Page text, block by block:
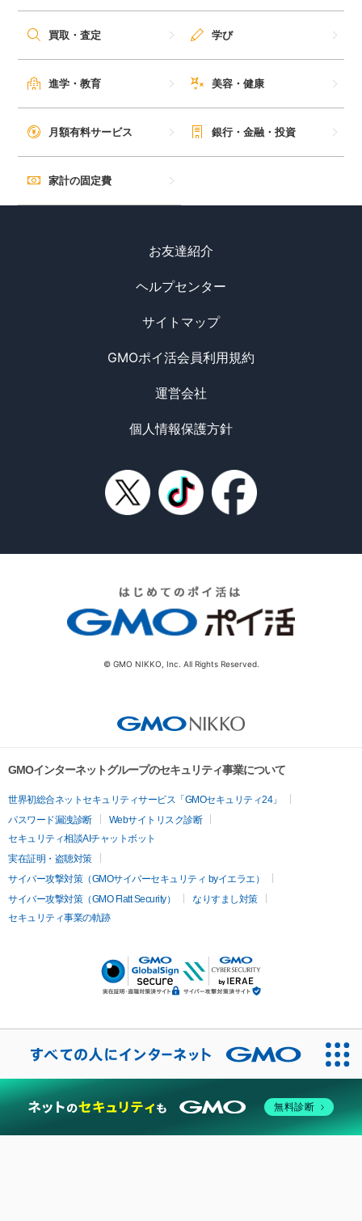
買取・査定 学び
進学・教育 美容・健康
月額有料サービス 銀行・金融・投資
家計の固定費
お友達紹介
ヘルプセンター
サイトマップ
GMOポイ活会員利用規約
運営会社
個人情報保護方針
© GMO NIKKO, Inc. All Rights Reserved.
GMOインターネットグループのセキュリティ事業について
世界初総合ネットセキュリティサービス「GMOセキュリティ24」
パスワード漏洩診断
Webサイトリスク診断
セキュリティ相談AIチャットボット
実在証明・盗聴対策
サイバー攻撃対策（GMOサイバーセキュリティ byイエラエ）
サイバー攻撃対策（GMO Flatt Security）
なりすまし対策
セキュリティ事業の軌跡
無料診断